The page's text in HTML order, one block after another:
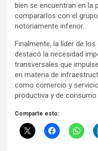
bien se encuentran en la
compararlos con el
notoriamente inferior.
Finalmente, la líder de
destacó la necesidad
transversales que
en materia de
como comercio y
productiva y de consumo
Comparte esto: